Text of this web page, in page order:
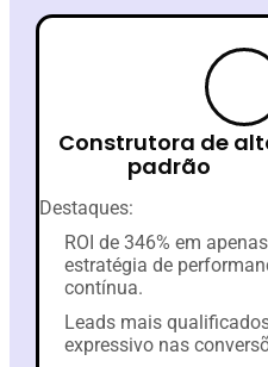
Construtora de
padrão
Destaques:
ROI de 346% em
estratégia de
contínua.
Leads mais
expressivo nas